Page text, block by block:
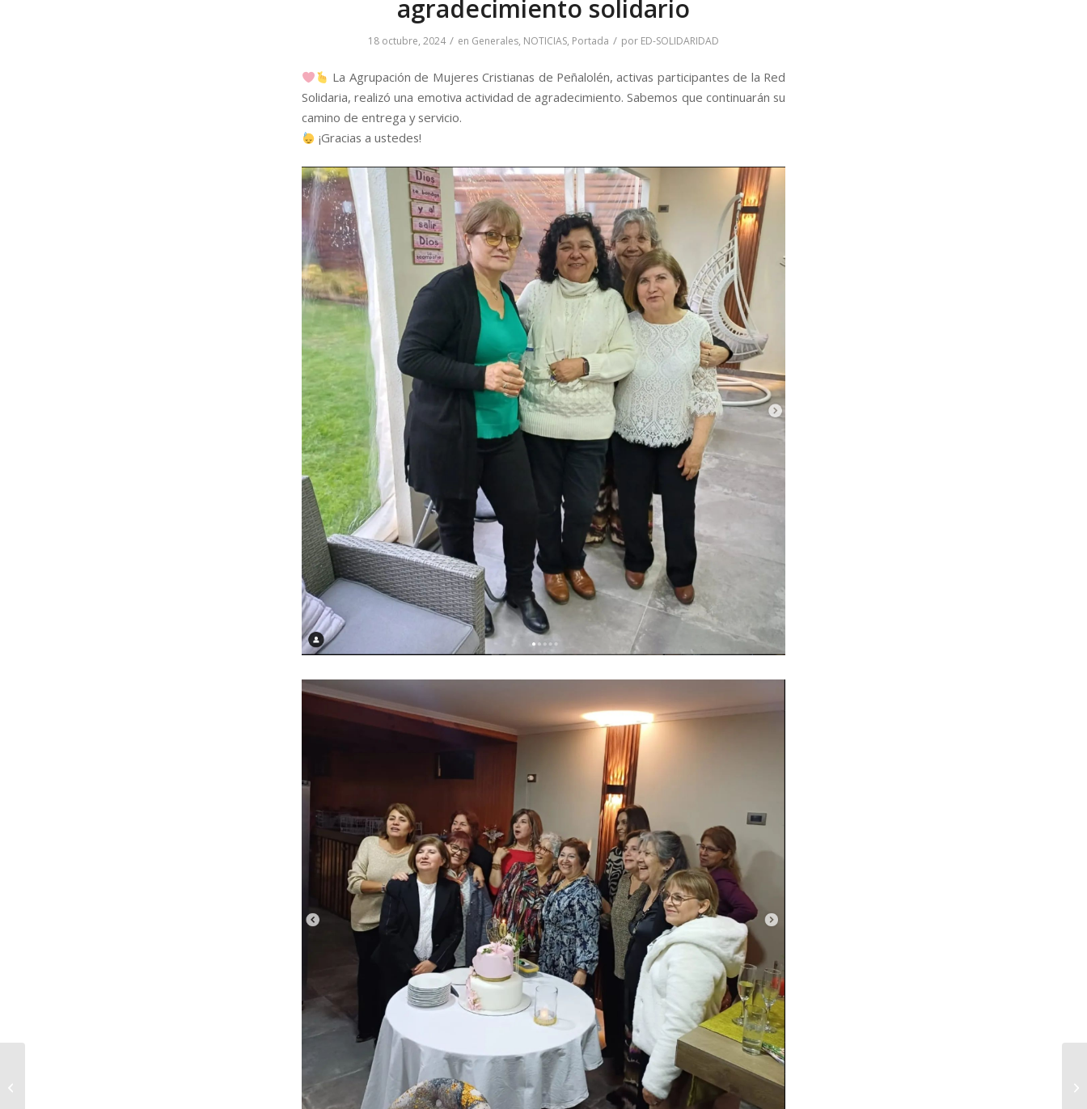
agradecimiento solidario
18 octubre, 2024 / en Generales, NOTICIAS, Portada / por ED-SOLIDARIDAD
La Agrupación de Mujeres Cristianas de Peñalolén, activas participantes de la Red
Solidaria, realizó una emotiva actividad de agradecimiento. Sabemos que continuarán su
camino de entrega y servicio.
¡Gracias a ustedes!